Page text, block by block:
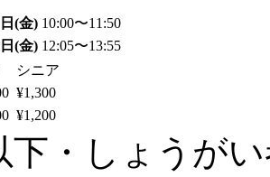
(金) 10:00〜11:50
(金) 12:05〜13:55
シニア
¥1,300
¥1,200
下・しょうがい